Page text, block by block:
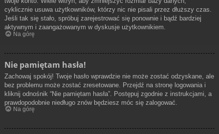
cyklicznie usuwa użytkowników, którzy nic nie pisali przez dłuższy czas.
Jeśli tak się stało, spróbuj zarejestrować się ponownie i bądź bardziej
aktywnym i zaangażowanym w dyskusje użytkownikiem.
Na górę
Nie pamiętam hasła!
Zachowaj spokój! Twoje hasło wprawdzie nie może zostać odzyskane, ale
bez problemu może zostać zresetowane. Przejdź na stronę logowania i
kliknij odnośnik “Nie pamiętam hasła”. Postępuj zgodnie z instrukcjami, a
prawdopodobnie niedługo znów będziesz móc się zalogować.
Na górę